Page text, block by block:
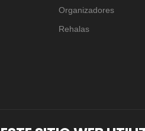
Organizadores
Rehalas